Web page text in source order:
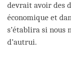
devrait avoir des
économique et
s’établira si nous
d’autrui.